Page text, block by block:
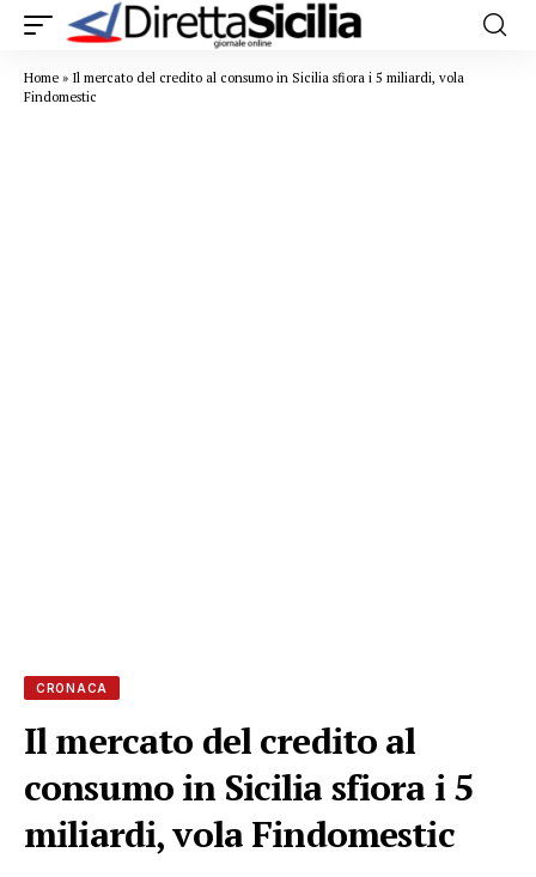
Home » Il mercato del credito al consumo in Sicilia sfiora i 5 miliardi, vola
Findomestic
CRONACA
Il mercato del credito al
consumo in Sicilia sfiora i 5
miliardi, vola Findomestic